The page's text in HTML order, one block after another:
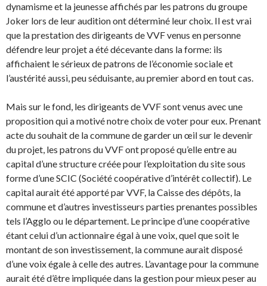
dynamisme et la jeunesse affichés par les patrons du groupe
Joker lors de leur audition ont déterminé leur choix. Il est vrai
que la prestation des dirigeants de VVF venus en personne
défendre leur projet a été décevante dans la forme: ils
affichaient le sérieux de patrons de l’économie sociale et
l’austérité aussi, peu séduisante, au premier abord en tout cas.
Mais sur le fond, les dirigeants de VVF sont venus avec une
proposition qui a motivé notre choix de voter pour eux. Prenant
acte du souhait de la commune de garder un œil sur le devenir
du projet, les patrons du VVF ont proposé qu’elle entre au
capital d’une structure créée pour l’exploitation du site sous
forme d’une SCIC (Société coopérative d’intérêt collectif). Le
capital aurait été apporté par VVF, la Caisse des dépôts, la
commune et d’autres investisseurs parties prenantes possibles
tels l’Agglo ou le département. Le principe d’une coopérative
étant celui d’un actionnaire égal à une voix, quel que soit le
montant de son investissement, la commune aurait disposé
d’une voix égale à celle des autres. L’avantage pour la commune
aurait été d’être impliquée dans la gestion pour mieux peser au